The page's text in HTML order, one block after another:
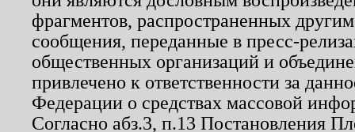
фрагментов, распространенных
сообщения, переданные в пресс-
общественных организаций и
привлечено к ответственности за
Федерации о средствах массовой
Согласно абз.3, п.13 Постановления